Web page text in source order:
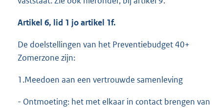
Artikel 6, lid 1 jo artikel 1f.
De doelstellingen van het Preventiebudget 40+
Zomerzone zijn:
1.Meedoen aan een vertrouwde samenleving
- Ontmoeting: het met elkaar in contact brengen van